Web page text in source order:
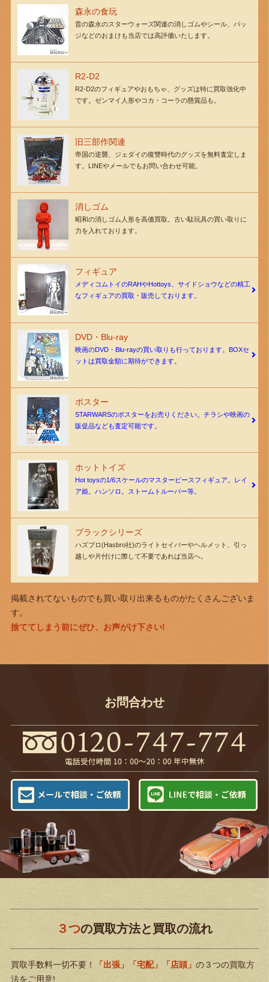
森永の食玩
昔の森永のスターウォーズ関連の消しゴムやシール、バッ
ジなどのおまけも当店では高評価いたします。
R2-D2
R2-D2のフィギュアやおもちゃ、グッズは特に買取強化中
です。ゼンマイ人形やコカ・コーラの懸賞品も。
旧三部作関連
帝国の逆襲、ジェダイの復讐時代のグッズを無料査定しま
す。LINEやメールでもお問い合わせ可能。
消しゴム
昭和の消しゴム人形を高価買取。古い駄玩具の買い取りに
力を入れております。
フィギュア
メディコムトイのRAHやHottoys、サイドショウなどの精工
なフィギュアの買取・販売しております。
DVD・Blu-ray
映画のDVD・Blu-rayの買い取りも行っております。BOXセ
ットは買取金額に期待ができます。
ポスター
STARWARSのポスターをお売りください。チラシや映画の
販促品なども査定可能です。
ホットトイズ
Hot toysの1/6スケールのマスターピースフィギュア。レイ
ア姫。ハンソロ。ストームトルーパー等。
ブラックシリーズ
ハズブロ(Hasbro社)のライトセイバーやヘルメット、引っ
越しや片付けに際して不要であれば当店へ。
掲載されてないものでも買い取り出来るものがたくさんございま
す。
捨ててしまう前にぜひ、お声がけ下さい!
お問合わせ
３つの買取方法と買取の流れ
買取手数料一切不要！ 「出張」「宅配」「店頭」 の３つの買取方
法をご用意!